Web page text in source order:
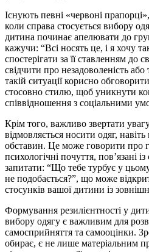
Існують певні «червоні
коли справа стосується вибору
дитина починає апелювати до
кажучи: “Всі носять це, і я хочу
спостерігати за її ставленням до
свідчити про незадоволеність
такій ситуації корисно
стосовно стилю, щоб уникнути
співвідношення з соціальними
Крім того, важливо звертати
відмовляється носити одяг,
обставин. Це може говорити про
психологічні почуття, пов’язані
запитати: “Що тебе турбує у
не подобається?”, що може
стосунків вашої дитини із
Формування резилієнтності у
вибору одягу є важливим для
самосприйняття та самооцінки.
обирає, є не лише матеріальним